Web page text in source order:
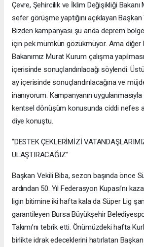
Çevre, Şehircilik ve İklim Değişikliği
sefer görüşme yaptığını açıklayan Başkan
Bizden kampanyası şu anda deprem
için pek mümkün gözükmüyor. Ama diğer
Bakanımız Murat Kurum çalışma
içerisinde sonuçlandırılacağı söylendi.
ay içerisinde sonuçlandırılacağına ve
inanıyorum. Kampanyanın uygulanmasıyla
kentsel dönüşüm konusunda ciddi nefes
diye konuştu.
“DESTEK ÇEKLERİMİZİ
ULAŞTIRACAĞIZ”
Başkan Vekili Biba, sezon başında önce
ardından 50. Yıl Federasyon Kupası’nı
ligin bitimine iki hafta kala da Süper Lig
garantileyen Bursa Büyükşehir
Takımı’nı tebrik etti. Önümüzdeki hafta
birlikte idrak edeceklerini hatırlatan